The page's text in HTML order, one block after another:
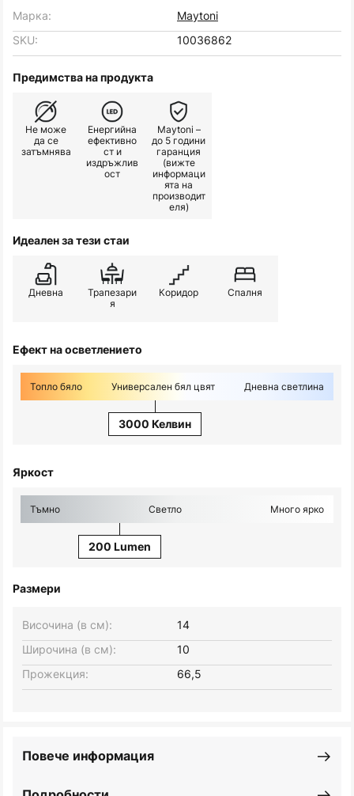
Марка:
Maytoni
SKU:
10036862
Предимства на продукта
Не може
да се
затъмнява
Енергийна
ефективно
ст и
издръжлив
ост
Maytoni –
до 5 години
гаранция
(вижте
информаци
ята на
производит
еля)
Идеален за тези стаи
Дневна
Трапезари
я
Коридор Спалня
Ефект на осветлението
Топло бяло Универсален бял цвят Дневна светлина
3000 Келвин
Яркост
Тъмно Светло Много ярко
200 Lumen
Размери
Широчина (в см): 10
Височина (в см): 14
Прожекция: 66,5
Повече информация